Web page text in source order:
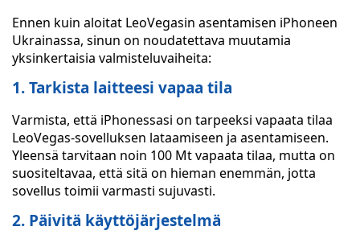
Ennen kuin aloitat LeoVegasin asentamisen iPhoneen
Ukrainassa, sinun on noudatettava muutamia
yksinkertaisia valmisteluvaiheita:
1. Tarkista laitteesi vapaa tila
Varmista, että iPhonessasi on tarpeeksi vapaata tilaa
LeoVegas-sovelluksen lataamiseen ja asentamiseen.
Yleensä tarvitaan noin 100 Mt vapaata tilaa, mutta on
suositeltavaa, että sitä on hieman enemmän, jotta
sovellus toimii varmasti sujuvasti.
2. Päivitä käyttöjärjestelmä